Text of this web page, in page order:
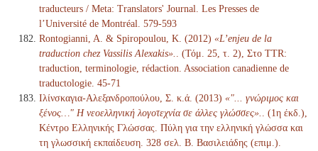
traducteurs / Meta: Translators' Journal. Les Presses de
l’Université de Montréal. 579-593
Rontogianni, A. & Spiropoulou, K. (2012) «L’enjeu de la
traduction chez Vassilis Alexakis».
. (Τόμ. 25, τ. 2), Στο TTR:
traduction, terminologie, rédaction. Association canadienne de
traductologie. 45-71
Ιλίνσκαγια-Αλεξανδροπούλου, Σ. κ.ά. (2013) «"... γνώριμος και
ξένος…" Η νεοελληνική λογοτεχνία σε άλλες γλώσσες».
. (1η έκδ.),
Κέντρο Ελληνικής Γλώσσας. Πύλη για την ελληνική γλώσσα και
τη γλωσσική εκπαίδευση. 328 σελ. Β. Βασιλειάδης (επιμ.).